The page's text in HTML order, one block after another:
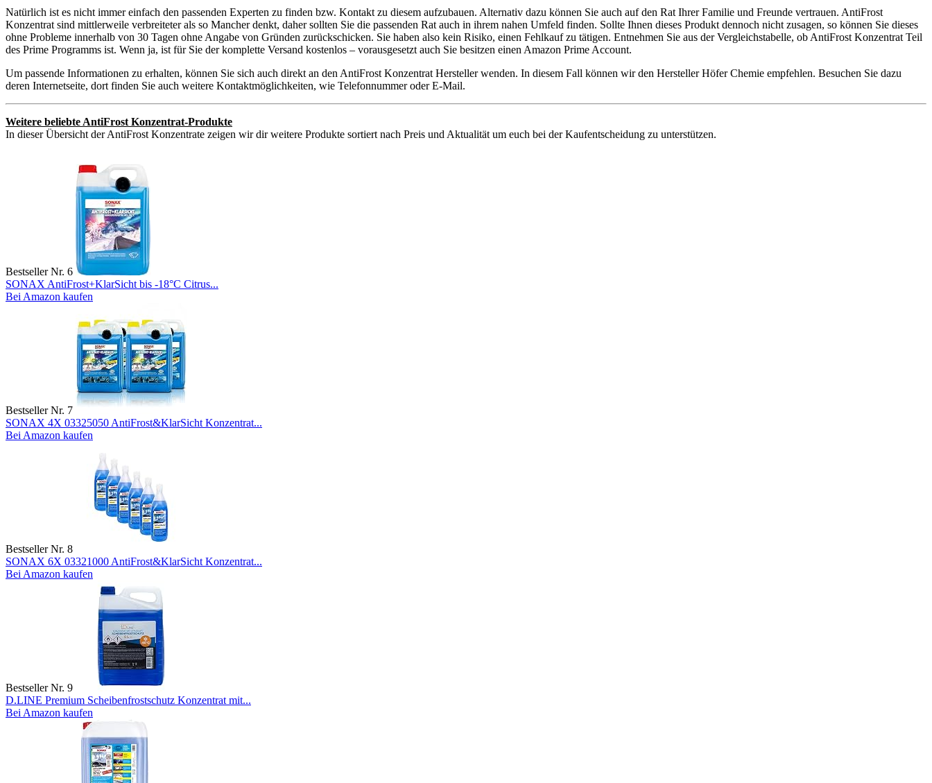
Natürlich ist es nicht immer einfach den passenden Experten zu finden bzw. Kontakt zu diesem aufzubauen. Alternativ dazu können Sie auch auf den Rat Ihrer Familie und Freunde vertrauen. AntiFrost
Konzentrat sind mittlerweile verbreiteter als so Mancher denkt, daher sollten Sie die passenden Rat auch in ihrem nahen Umfeld finden. Sollte Ihnen dieses Produkt dennoch nicht zusagen, so können Sie dieses
ohne Probleme innerhalb von 30 Tagen ohne Angabe von Gründen zurückschicken. Sie haben also kein Risiko, einen Fehlkauf zu tätigen. Entnehmen Sie aus der Vergleichstabelle, ob AntiFrost Konzentrat Teil
des Prime Programms ist. Wenn ja, ist für Sie der komplette Versand kostenlos – vorausgesetzt auch Sie besitzen einen Amazon Prime Account.
Um passende Informationen zu erhalten, können Sie sich auch direkt an den AntiFrost Konzentrat Hersteller wenden. In diesem Fall können wir den Hersteller Höfer Chemie empfehlen. Besuchen Sie dazu
deren Internetseite, dort finden Sie auch weitere Kontaktmöglichkeiten, wie Telefonnummer oder E-Mail.
Weitere beliebte AntiFrost Konzentrat-Produkte
In dieser Übersicht der AntiFrost Konzentrate zeigen wir dir weitere Produkte sortiert nach Preis und Aktualität um euch bei der Kaufentscheidung zu unterstützen.
Bestseller Nr. 6
SONAX AntiFrost+KlarSicht bis -18°C Citrus...
Bei Amazon kaufen
Bestseller Nr. 7
SONAX 4X 03325050 AntiFrost&KlarSicht Konzentrat...
Bei Amazon kaufen
Bestseller Nr. 8
SONAX 6X 03321000 AntiFrost&KlarSicht Konzentrat...
Bei Amazon kaufen
Bestseller Nr. 9
D.LINE Premium Scheibenfrostschutz Konzentrat mit...
Bei Amazon kaufen